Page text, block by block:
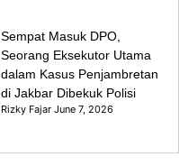
Sempat Masuk DPO,
Seorang Eksekutor Utama
dalam Kasus Penjambretan
di Jakbar Dibekuk Polisi
Rizky FajarJune 7, 2026